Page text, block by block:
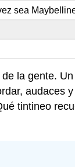
sea
la gente. Un
audaces
tintineo